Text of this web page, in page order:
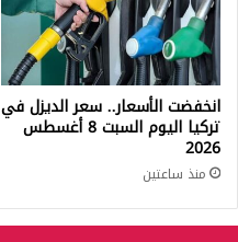
انخفضت الأسعار.. سعر الديزل في
تركيا اليوم السبت 8 أغسطس
2026
منذ ساعتين